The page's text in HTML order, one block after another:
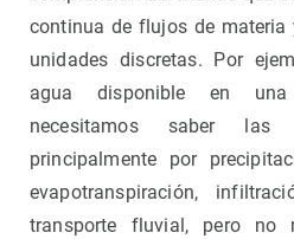
continua de flujos de
unidades discretas. Por
agua disponible en una
necesitamos saber
principalmente por
evapotranspiración,
transporte fluvial, pero no